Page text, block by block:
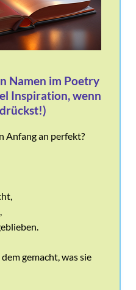
Namen im Poetry
Inspiration, wenn
Anfang an perfekt?
gemacht, was sie